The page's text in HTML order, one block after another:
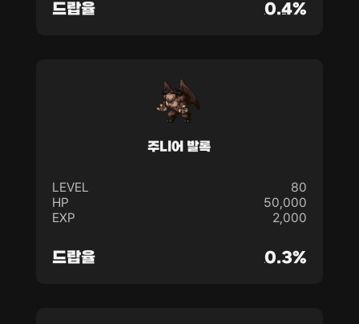
드랍율 0.4%
주니어 발록
LEVEL
80
HP
50,000
EXP
2,000
드랍율 0.3%